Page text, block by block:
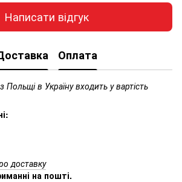
Написати відгук
Оплата
Польщі в Україну входить у вартість
доставку
на пошті.